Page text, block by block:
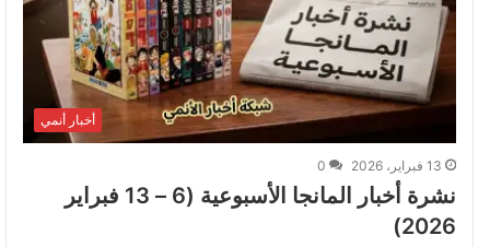
أخبار أنمي
13 فبراير، 2026 0
نشرة أخبار المانجا الأسبوعية (6 – 13 فبراير
2026)